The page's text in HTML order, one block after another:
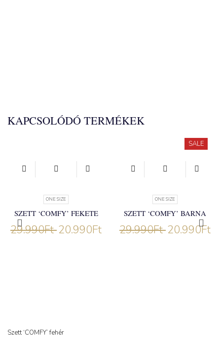
KAPCSOLÓDÓ TERMÉKEK
SALE
ONE SIZE
SZETT ‘COMFY’ FEKETE
29.990Ft 20.990Ft
ONE SIZE
SZETT ‘COMFY’ BARNA
29.990Ft 20.990Ft
Szett ‘COMFY’ fehér